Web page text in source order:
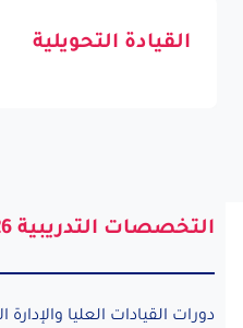
القيادة التحويلية
التخصصات التدريبية 2026
دورات القيادات العليا والإدارة